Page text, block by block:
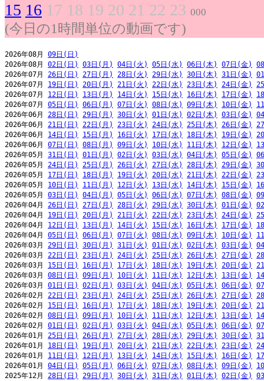
15 16 17 18 19 20 21 22 23 000
(今日の1時間単位の動画です)
2026年08月 09日(日)
2026年08月 02日(日) 03日(月) 04日(火) 05日(水) 06日(木) 07日(金)
2026年07月 26日(日) 27日(月) 28日(火) 29日(水) 30日(木) 31日(金)
2026年07月 19日(日) 20日(月) 21日(火) 22日(水) 23日(木) 24日(金)
2026年07月 12日(日) 13日(月) 14日(火) 15日(水) 16日(木) 17日(金)
2026年07月 05日(日) 06日(月) 07日(火) 08日(水) 09日(木) 10日(金)
2026年06月 28日(日) 29日(月) 30日(火) 01日(水) 02日(木) 03日(金)
2026年06月 21日(日) 22日(月) 23日(火) 24日(水) 25日(木) 26日(金)
2026年06月 14日(日) 15日(月) 16日(火) 17日(水) 18日(木) 19日(金)
2026年06月 07日(日) 08日(月) 09日(火) 10日(水) 11日(木) 12日(金)
2026年05月 31日(日) 01日(月) 02日(火) 03日(水) 04日(木) 05日(金)
2026年05月 24日(日) 25日(月) 26日(火) 27日(水) 28日(木) 29日(金)
2026年05月 17日(日) 18日(月) 19日(火) 20日(水) 21日(木) 22日(金)
2026年05月 10日(日) 11日(月) 12日(火) 13日(水) 14日(木) 15日(金)
2026年05月 03日(日) 04日(月) 05日(火) 06日(水) 07日(木) 08日(金)
2026年04月 26日(日) 27日(月) 28日(火) 29日(水) 30日(木) 01日(金)
2026年04月 19日(日) 20日(月) 21日(火) 22日(水) 23日(木) 24日(金)
2026年04月 12日(日) 13日(月) 14日(火) 15日(水) 16日(木) 17日(金)
2026年04月 05日(日) 06日(月) 07日(火) 08日(水) 09日(木) 10日(金)
2026年03月 29日(日) 30日(月) 31日(火) 01日(水) 02日(木) 03日(金)
2026年03月 22日(日) 23日(月) 24日(火) 25日(水) 26日(木) 27日(金)
2026年03月 15日(日) 16日(月) 17日(火) 18日(水) 19日(木) 20日(金)
2026年03月 08日(日) 09日(月) 10日(火) 11日(水) 12日(木) 13日(金)
2026年03月 01日(日) 02日(月) 03日(火) 04日(水) 05日(木) 06日(金)
2026年02月 22日(日) 23日(月) 24日(火) 25日(水) 26日(木) 27日(金)
2026年02月 15日(日) 16日(月) 17日(火) 18日(水) 19日(木) 20日(金)
2026年02月 08日(日) 09日(月) 10日(火) 11日(水) 12日(木) 13日(金)
2026年02月 01日(日) 02日(月) 03日(火) 04日(水) 05日(木) 06日(金)
2026年01月 25日(日) 26日(月) 27日(火) 28日(水) 29日(木) 30日(金)
2026年01月 18日(日) 19日(月) 20日(火) 21日(水) 22日(木) 23日(金)
2026年01月 11日(日) 12日(月) 13日(火) 14日(水) 15日(木) 16日(金)
2026年01月 04日(日) 05日(月) 06日(火) 07日(水) 08日(木) 09日(金)
2025年12月 28日(日) 29日(月) 30日(火) 31日(水) 01日(木) 02日(金)